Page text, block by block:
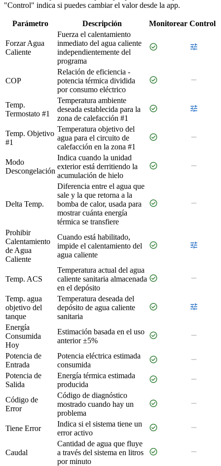
"Control" indica si puedes cambiar el valor desde la app.
Parámetro Descripción Monitorear Control
Forzar Agua
Caliente
Fuerza el calentamiento
inmediato del agua caliente
independientemente del
programa
check_circle tune
COP
Relación de eficiencia -
potencia térmica dividida
por consumo eléctrico
check_circle remove
Temp.
Termostato #1
Temperatura ambiente
deseada establecida para la
zona de calefacción #1
check_circle tune
Temp. Objetivo
#1
Temperatura objetivo del
agua para el circuito de
calefacción en la zona #1
check_circle remove
Modo
Descongelación
Indica cuando la unidad
exterior está derritiendo la
acumulación de hielo
check_circle remove
Delta Temp.
Diferencia entre el agua que
sale y la que retorna a la
bomba de calor, usada para
mostrar cuánta energía
térmica se transfiere
check_circle remove
Prohibir
Calentamiento
de Agua
Caliente
Cuando está habilitado,
impide el calentamiento del
agua caliente
check_circle tune
Temp. ACS
Temperatura actual del agua
caliente sanitaria almacenada
en el depósito
check_circle remove
Temp. agua
objetivo del
tanque
Temperatura deseada del
depósito de agua caliente
sanitaria
check_circle tune
Energía
Consumida
Hoy
Estimación basada en el uso
anterior ±5%
check_circle remove
Potencia de
Entrada
Potencia eléctrica estimada
consumida
check_circle remove
Potencia de
Salida
Energía térmica estimada
producida
check_circle remove
Código de
Error
Código de diagnóstico
mostrado cuando hay un
problema
check_circle remove
Tiene Error
Indica si el sistema tiene un
error activo
check_circle remove
Caudal
Cantidad de agua que fluye
a través del sistema en litros
por minuto
check_circle remove